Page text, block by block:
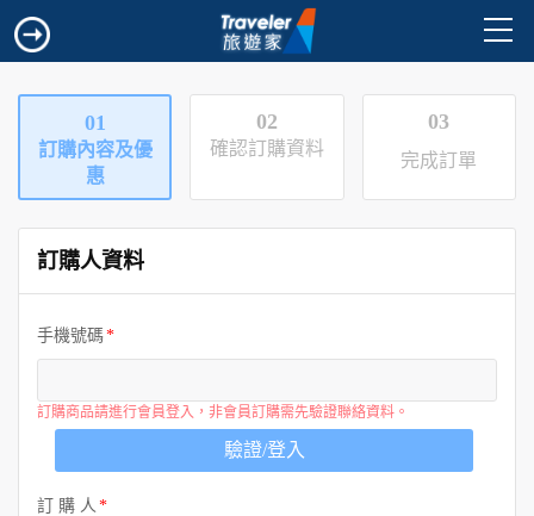
01
訂購內容及優
惠
02
確認訂購資料
03
完成訂單
訂購人資料
手機號碼
訂購商品請進行會員登入，非會員訂購需先驗證聯絡資料。
驗證/登入
訂 購 人